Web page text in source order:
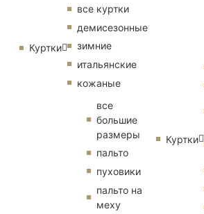
Куртки
все куртки
демисезонные
зимние
итальянские
кожаные
все
большие
размеры
пальто
пуховики
пальто на
меху
Куртки